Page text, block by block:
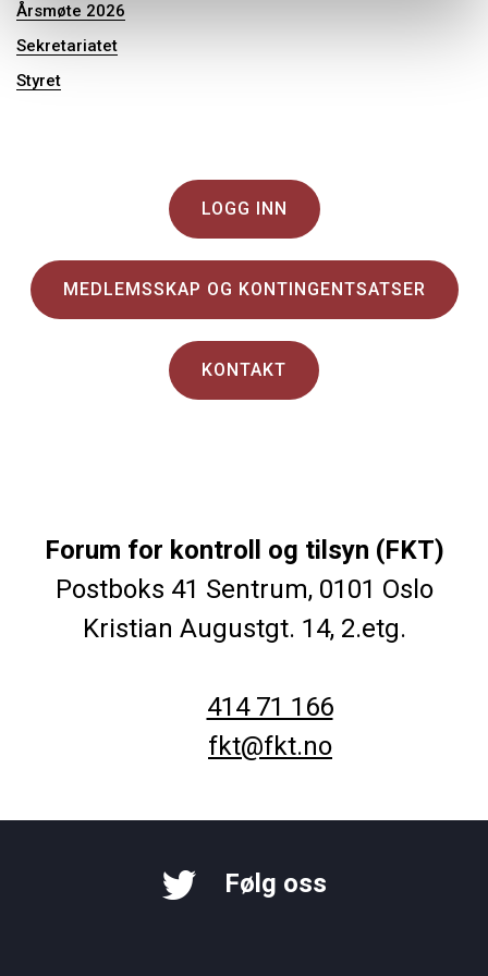
Årsmøte 2026
Sekretariatet
Styret
LOGG INN
MEDLEMSSKAP OG KONTINGENTSATSER
KONTAKT
Forum for kontroll og tilsyn (FKT)
Postboks 41 Sentrum, 0101 Oslo
Kristian Augustgt. 14, 2.etg.
414 71 166
fkt@fkt.no
Følg oss